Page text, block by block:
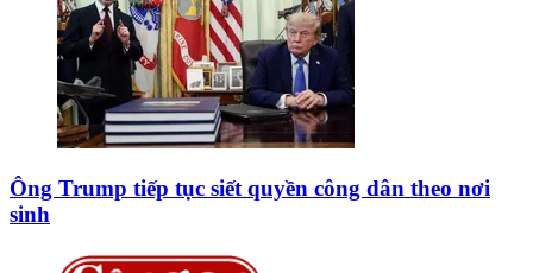
Ông Trump tiếp tục siết quyền công dân theo nơi
sinh